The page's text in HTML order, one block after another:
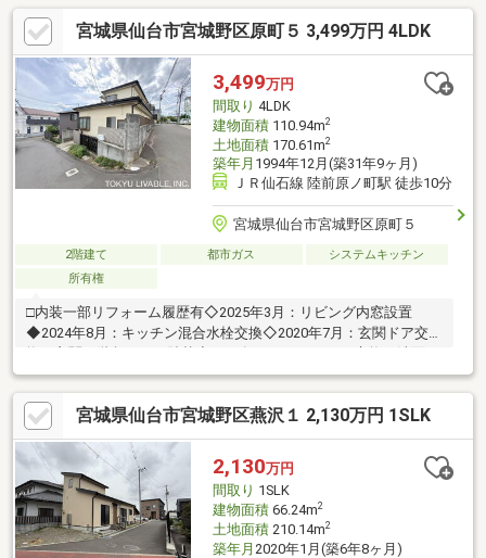
学校 徒歩約13分（約900m）□JR東北本線「東仙台」駅 徒歩約
10分（約700m）□JR仙石線「苦竹」駅 徒歩約11分（約800m）□
セブンイレブン仙台松岡町店 徒歩約7分（約500m）□イオンエ
クスプレス仙台平成店 徒歩約4分（約280m）□ツルハドラッグ仙
台新田店 徒歩約8分（約600m）□仙台東郵便局 徒歩約11分
（約750m）
宮城県仙台市宮城野区原町５ 3,499万円 4LDK
3,499万円
間取り 4LDK
建物面積110.94m2
土地面積170.61m2
築年月 1994年12月(築31年9ヶ月)
ＪＲ仙石線 陸前原ノ町駅 徒歩10分
宮城県仙台市宮城野区原町５
2階建て 都市ガス
システムキッチン
所有権
□内装一部リフォーム履歴有◇2025年3月：リビング内窓設置
◆2024年8月：キッチン混合水栓交換◇2020年7月：玄関ドア交
台・浴室・トイレ交換◇2013年11月：外壁・屋根塗装 等□室内
の特徴◆1階のLDKは約17.0帖のゆとりある広さ◇リビングは二重
サッシ仕様◆全居室約6.0帖を確保◇全居室収納＋階段下収納◆キ
ッチン・浴室等水回りには窓が設置□土地・駐車場等◇土地面
積：170.61㎡（51.6坪）◆北東角地◇カースペース縦列2台分有
（車種による制限有）◆現地周辺は閑静な住宅地が広がっていま
す
宮城県仙台市宮城野区燕沢１ 2,130万円 1SLK
2,130万円
間取り 1SLK
建物面積66.24m2
土地面積210.14m2
築年月 2020年1月(築6年8ヶ月)